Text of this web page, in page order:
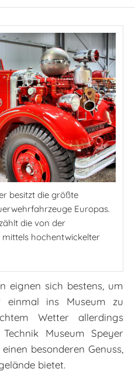
besitzt die größte
Europas.
die von der
hochentwickelter
eignen sich bestens, um
ins Museum zu
Wetter allerdings
Museum Speyer
besonderen Genuss,
bietet.